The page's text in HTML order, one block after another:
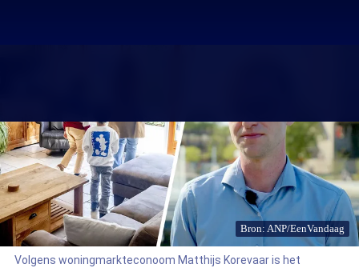
Bron: ANP/EenVandaag
Volgens woningmarkteconoom Matthijs Korevaar is het